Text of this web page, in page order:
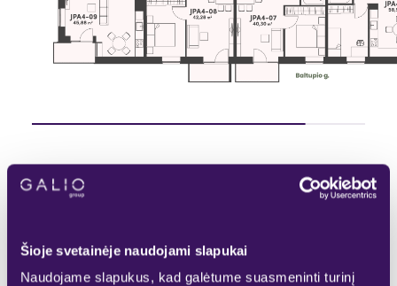
Šioje svetainėje naudojami slapukai
Naudojame slapukus, kad galėtume suasmeninti turinį
Pasirinktas
Parduotas